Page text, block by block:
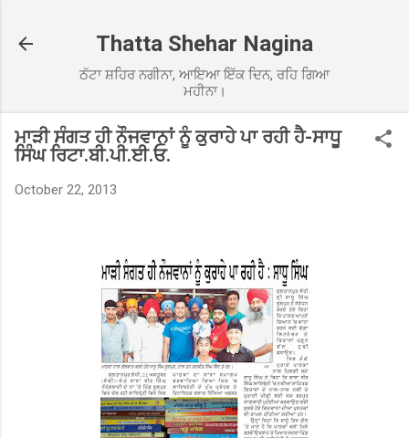
Thatta Shehar Nagina
ਠੱਟਾ ਸ਼ਹਿਰ ਨਗੀਨਾ, ਆਇਆ ਇੱਕ ਦਿਨ, ਰਹਿ ਗਿਆ
ਮਹੀਨਾ।
ਮਾੜੀ ਸੰਗਤ ਹੀ ਨੌਜਵਾਨਾਂ ਨੂੰ ਕੁਰਾਹੇ ਪਾ ਰਹੀ ਹੈ-ਸਾਧੂ
ਸਿੰਘ ਰਿਟਾ.ਬੀ.ਪੀ.ਈ.ਓ.
October 22, 2013